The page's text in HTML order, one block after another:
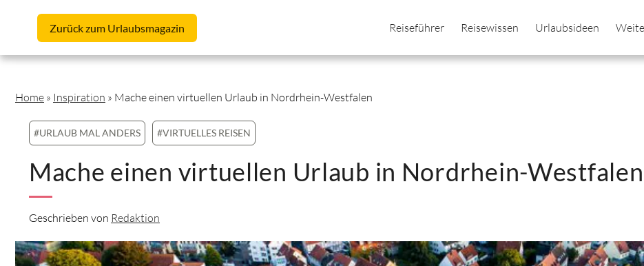
Zurückzum Urlaubsmagazin Reiseführer Reisewissen Urlaubsideen
Home » Inspiration » Mache einen virtuellen Urlaub in Nordrhein-Westfalen
#URLAUB MAL ANDERS #VIRTUELLES REISEN
Mache einen virtuellen Urlaub in Nordrhein-Westfalen
Geschrieben von Redaktion